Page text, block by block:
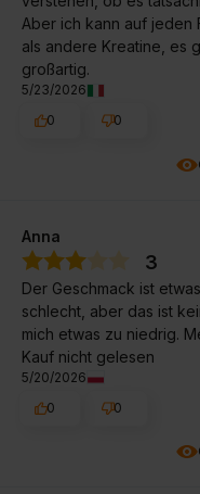
Aber ich kann auf jeden
als andere Kreatine, es
großartig.
5/23/2026
0
0
Anna
3
Der Geschmack ist
schlecht, aber das ist
mich etwas zu niedrig.
Kauf nicht gelesen
5/20/2026
0
0